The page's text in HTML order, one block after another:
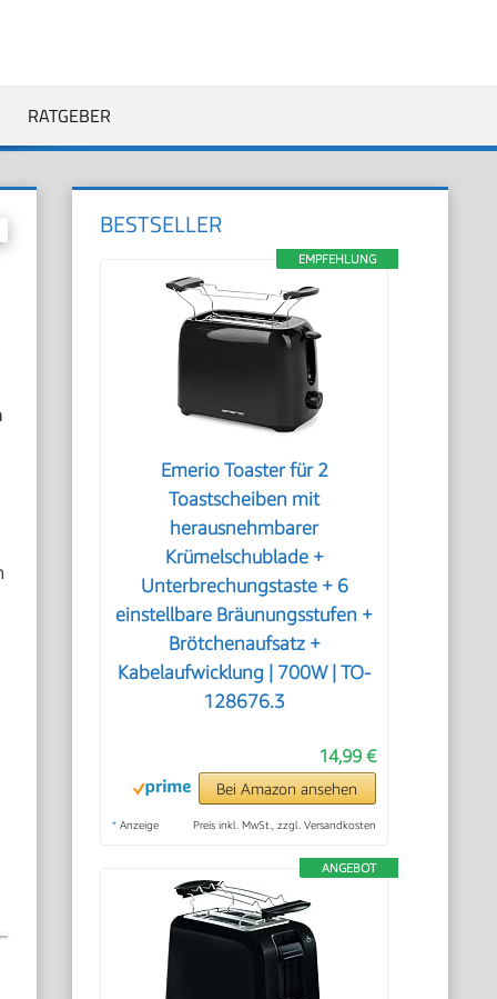
RATGEBER
BESTSELLER
EMPFEHLUNG
Emerio Toaster für 2
Toastscheiben mit
herausnehmbarer
Krümelschublade +
Unterbrechungstaste + 6
einstellbare Bräunungsstufen +
Brötchenaufsatz +
Kabelaufwicklung | 700W | TO-
128676.3
14,99 €
Bei Amazon ansehen
* Anzeige Preis inkl. MwSt., zzgl. Versandkosten
ANGEBOT